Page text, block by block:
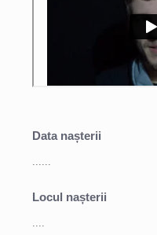
Data nașterii
......
Locul nașterii
....